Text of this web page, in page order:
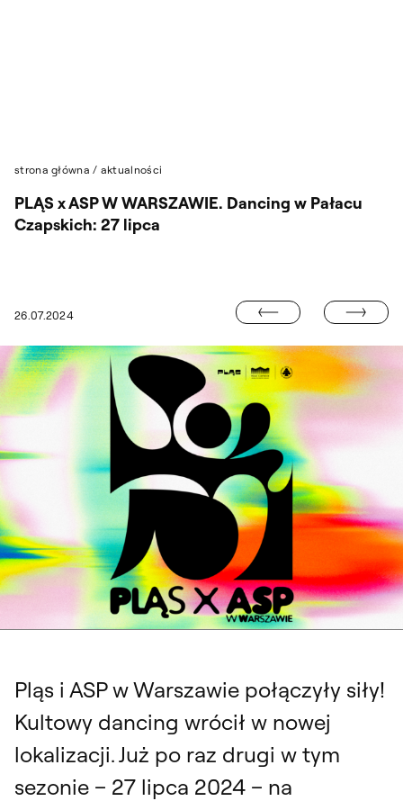
strona główna / aktualności
26.07.2024
PLĄS x ASP W WARSZAWIE. Dancing w Pałacu
Czapskich: 27 lipca
PROJEKTOWANIA KROJÓW PISM NA WYDZIALE GRAFIKI
STUDENCI I
PLĄS x ASP W WARSZAWIE. Dancing w Pałacu Czapskich, 27 lipca 2024.
Identyfikacja graficzna: Mateusz Machalski
Pląs i ASP w Warszawie połączyły siły!
Kultowy dancing wrócił w nowej
lokalizacji. Już po raz drugi w tym
sezonie – 27 lipca 2024 – na